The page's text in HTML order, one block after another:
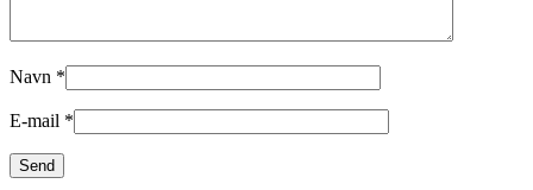
Navn *
E-mail *